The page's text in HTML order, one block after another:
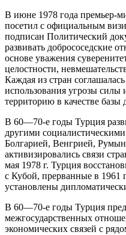
В июне 1978 года премьер-
посетил с официальным
подписан Политический
развивать добрососедские
основе уважения
целостности,
Каждая из стран
использования угрозы силы
территорию в качестве базы
В 60—70-е годы Турция
другими
Болгарией, Венгрией,
активизировались связи
мая 1978 г. Турция
с Кубой, прерванные в 1961
установлены
В 60—70-е годы Турция
межгосударственных
экономических связей с